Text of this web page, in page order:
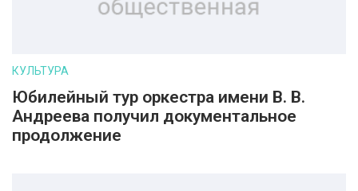
КУЛЬТУРА
Юбилейный тур оркестра имени В. В.
Андреева получил документальное
продолжение